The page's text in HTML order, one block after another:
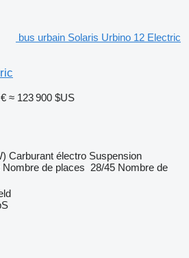
bus urbain Solaris Urbino 12 Electric
≈ 123 900 $US
Carburant électro Suspension
Nombre de places 28/45 Nombre de